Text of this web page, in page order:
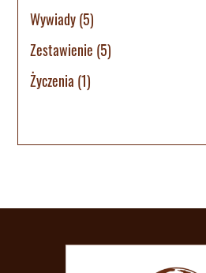
Wywiady(5)
Zestawienie (5)
Życzenia (1)